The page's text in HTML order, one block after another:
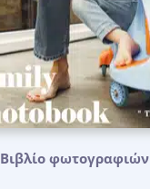
Βιβλίο φωτογραφιών